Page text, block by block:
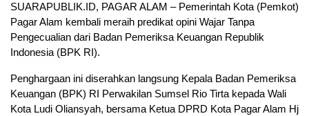
SUARAPUBLIK.ID, PAGAR ALAM – Pemerintah Kota (Pemkot)
Pagar Alam kembali meraih predikat opini Wajar Tanpa
Pengecualian dari Badan Pemeriksa Keuangan Republik
Indonesia (BPK RI).
Penghargaan ini diserahkan langsung Kepala Badan Pemeriksa
Keuangan (BPK) RI Perwakilan Sumsel Rio Tirta kepada Wali
Kota Ludi Oliansyah, bersama Ketua DPRD Kota Pagar Alam Hj